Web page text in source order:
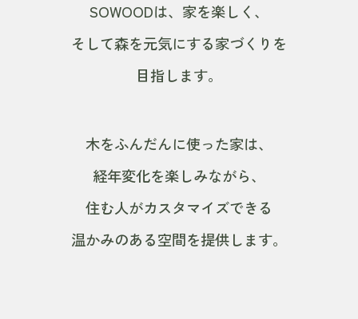
SOWOODは、家を楽しく、
そして森を元気にする家づくりを
目指します。
木をふんだんに使った家は、
経年変化を楽しみながら、
住む人がカスタマイズできる
温かみのある空間を提供します。